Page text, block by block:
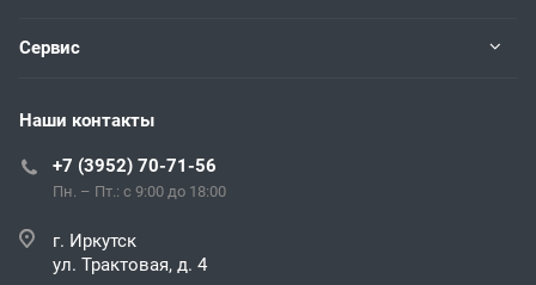
Сервис
Наши контакты
+7 (3952) 70-71-56
Пн. – Пт.: с 9:00 до 18:00
г. Иркутск
ул. Трактовая, д. 4